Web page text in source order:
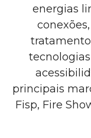
energias
principais
Fisp, Fire